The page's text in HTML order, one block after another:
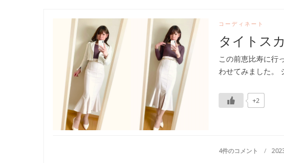
コーディネート
タイトス
この前恵比寿に行
わせてみました。
+2
4件のコメント